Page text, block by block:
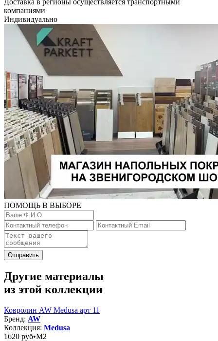
компаниями
Индивидуально
ПОМОЩЬ В ВЫБОРЕ
Отправить
Другие материалы
из этой коллекции
Ковролин AW Medusa арт 11
Бренд: AW
Коллекция: Medusa
1620 руб•M2